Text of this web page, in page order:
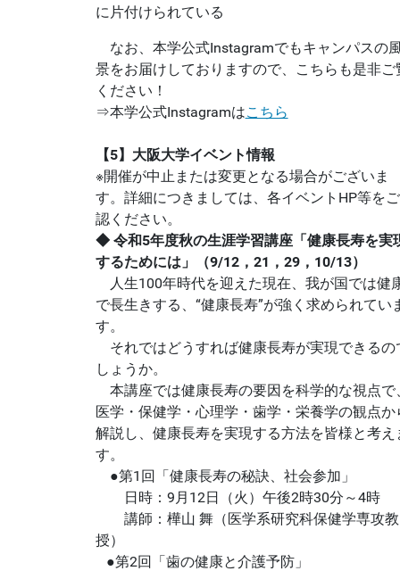
に片付けられている
なお、本学公式Instagramでもキャンパスの
景をお届けしておりますので、こちらも是非ご
ください！
⇒本学公式Instagramはこちら
【5】大阪大学イベント情報
※開催が中止または変更となる場合がございま
す。詳細につきましては、各イベントHP等を
認ください。
◆ 令和5年度秋の生涯学習講座「健康長寿を実
するためには」（9/12，21，29，10/13）
人生100年時代を迎えた現在、我が国では健
で長生きする、“健康長寿”が強く求められてい
す。
それではどうすれば健康長寿が実現できるの
しょうか。
本講座では健康長寿の要因を科学的な視点で
医学・保健学・心理学・歯学・栄養学の観点か
解説し、健康長寿を実現する方法を皆様と考え
す。
●第1回「健康長寿の秘訣、社会参加」
日時：9月12日（火）午後2時30分～4時
講師：樺山 舞（医学系研究科保健学専攻教
授）
●第2回「歯の健康と介護予防」